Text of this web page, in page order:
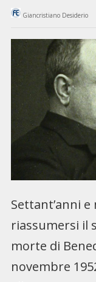
Giancristiano Desiderio
Settant’anni
riassumersi il
morte di
novembre